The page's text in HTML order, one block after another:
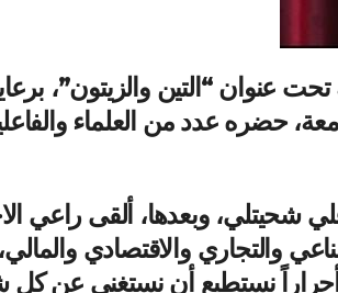
عنوان “التين والزيتون”،
حضره عدد من العلماء
شحيتلي، وبعدها، ألقى راعي
والاقتصادي والمالي،
أحراراً نستطيع أن نستغني عن